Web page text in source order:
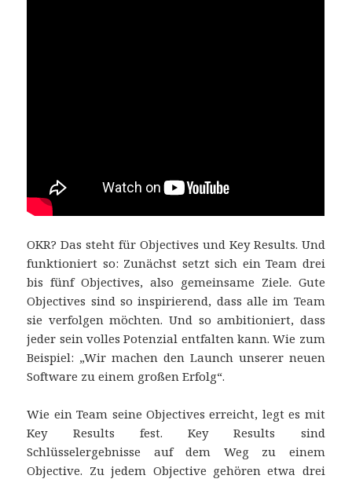
OKR? Das steht für Objectives und Key Results. Und
funktioniert so: Zunächst setzt sich ein Team drei
bis fünf Objectives, also gemeinsame Ziele. Gute
Objectives sind so inspirierend, dass alle im Team
sie verfolgen möchten. Und so ambitioniert, dass
jeder sein volles Potenzial entfalten kann. Wie zum
Beispiel: „Wir machen den Launch unserer neuen
Software zu einem großen Erfolg“.
Wie ein Team seine Objectives erreicht, legt es mit
Key Results fest. Key Results sind
Schlüsselergebnisse auf dem Weg zu einem
Objective. Zu jedem Objective gehören etwa drei